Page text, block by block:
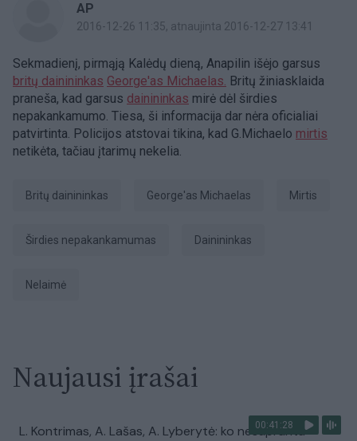
AP
2016-12-26 11:35, atnaujinta 2016-12-27 13:41
Sekmadienį, pirmąją Kalėdų dieną, Anapilin išėjo garsus
britų dainininkas George'as Michaelas. Britų žiniasklaida
praneša, kad garsus dainininkas mirė dėl širdies
nepakankamumo. Tiesa, ši informacija dar nėra oficialiai
patvirtinta. Policijos atstovai tikina, kad G.Michaelo mirtis
netikėta, tačiau įtarimų nekelia.
britų dainininkas George'as Michaelas Mirtis
Širdies nepakankamumas Dainininkas
Nelaimė
Naujausi įrašai
00:41:28
L. Kontrimas, A. Lašas, A. Lyberytė: ko nesupranta